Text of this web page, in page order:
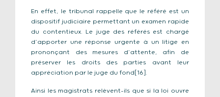
En effet, le tribunal rappelle que le référé est un
dispositif judiciaire permettant un examen rapide
du contentieux. Le juge des référés est chargé
d’apporter une réponse urgente à un litige en
prononçant des mesures d’attente, afin de
préserver les droits des parties avant leur
appréciation par le juge du fond[16].
Ainsi les magistrats relèvent-ils que si la loi ouvre